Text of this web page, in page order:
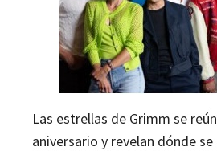
Las estrellas de Grimm se
aniversario y revelan dónde